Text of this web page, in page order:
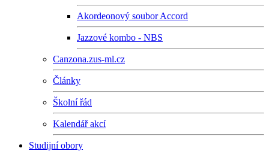
Akordeonový soubor Accord
Jazzové kombo - NBS
Canzona.zus-ml.cz
Články
Školní řád
Kalendář akcí
Studijní obory